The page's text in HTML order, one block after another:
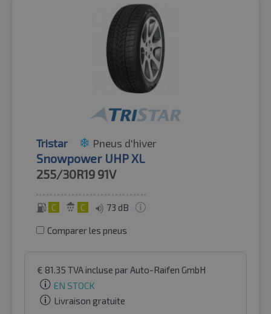
Tristar Pneus d'hiver
Snowpower UHP XL
255/30R19 91V
C C 73 dB
Comparer les pneus
€ 81.35 TVA incluse par Auto-Raifen GmbH
EN STOCK
Livraison gratuite